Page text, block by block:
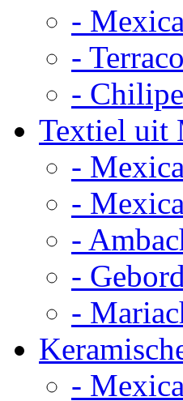
-
-
-
Textiel uit
-
-
-
-
-
-